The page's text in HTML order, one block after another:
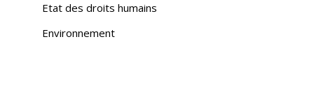
Etat des droits humains
Environnement